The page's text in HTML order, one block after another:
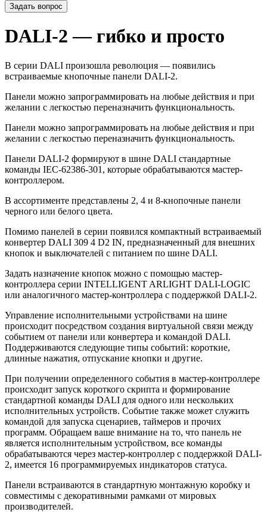
Задать вопрос
DALI-2 — гибко и просто
В серии DALI произошла революция — появились
встраиваемые кнопочные панели DALI-2.
Панели можно запрограммировать на любые действия и при
желании с легкостью переназначить функциональность.
Панели можно запрограммировать на любые действия и при
желании с легкостью переназначить функциональность.
Панели DALI-2 формируют в шине DALI стандартные
команды IEC-62386-301, которые обрабатываются мастер-
контроллером.
В ассортименте представлены 2, 4 и 8-кнопочные панели
черного или белого цвета.
Помимо панелей в серии появился компактный встраиваемый
конвертер DALI 309 4 D2 IN, предназначенный для внешних
кнопок и выключателей с питанием по шине DALI.
Задать назначение кнопок можно с помощью мастер-
контроллера серии INTELLIGENT ARLIGHT DALI-LOGIC
или аналогичного мастер-контроллера c поддержкой DALI-2.
Управление исполнительными устройствами на шине
происходит посредством создания виртуальной связи между
событием от панели или конвертера и командой DALI.
Поддерживаются следующие типы событий: короткие,
длинные нажатия, отпускание кнопки и другие.
При получении определенного события в мастер-контроллере
происходит запуск короткого скрипта и формирование
стандартной команды DALI для одного или нескольких
исполнительных устройств. Событие также может служить
командой для запуска сценариев, таймеров и прочих
программ. Обращаем ваше внимание на то, что панель не
является исполнительным устройством, все команды
обрабатываются через мастер-контроллер с поддержкой DALI-
2, имеется 16 программируемых индикаторов статуса.
Панели встраиваются в стандартную монтажную коробку и
совместимы с декоративными рамками от мировых
производителей.